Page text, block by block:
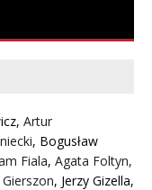
, Artur
, Bogusław
Fiala, Agata Foltyn,
, Jerzy Gizella,